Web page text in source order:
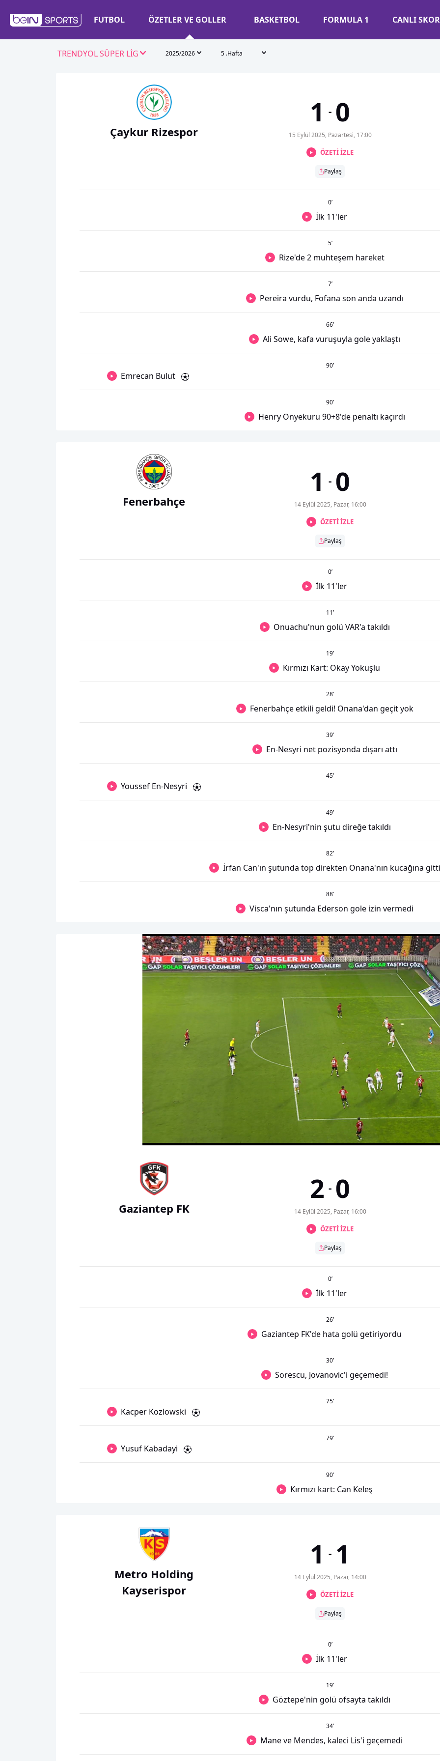
FUTBOL ÖZETLER VE GOLLER BASKETBOL FORMULA 1 CANLI SKOR
TRENDYOL SÜPER LİG 2025/2026 5 .Hafta
Çaykur Rizespor
1 - 0
15 Eylül 2025, Pazartesi, 17:00
ÖZETİ İZLE
Paylaş
0’
İlk 11'ler
5’
Rize'de 2 muhteşem hareket
7’
Pereira vurdu, Fofana son anda uzandı
66’
Ali Sowe, kafa vuruşuyla gole yaklaştı
90’
Emrecan Bulut
90’
Henry Onyekuru 90+8'de penaltı kaçırdı
Fenerbahçe
1 - 0
14 Eylül 2025, Pazar, 16:00
ÖZETİ İZLE
Paylaş
0’
İlk 11'ler
11’
Onuachu'nun golü VAR'a takıldı
19’
Kırmızı Kart: Okay Yokuşlu
28’
Fenerbahçe etkili geldi! Onana'dan geçit yok
39’
En-Nesyri net pozisyonda dışarı attı
45’
Youssef En-Nesyri
49’
En-Nesyri'nin şutu direğe takıldı
82’
İrfan Can'ın şutunda top direkten Onana'nın kucağına gitti
88’
Visca'nın şutunda Ederson gole izin vermedi
Gaziantep FK
2 - 0
14 Eylül 2025, Pazar, 16:00
ÖZETİ İZLE
Paylaş
0’
İlk 11'ler
26’
Gaziantep FK'de hata golü getiriyordu
30’
Sorescu, Jovanovic'i geçemedi!
75’
Kacper Kozlowski
79’
Yusuf Kabadayi
90’
Kırmızı kart: Can Keleş
Metro Holding
Kayserispor
1 - 1
14 Eylül 2025, Pazar, 14:00
ÖZETİ İZLE
Paylaş
0’
İlk 11'ler
19’
Göztepe'nin golü ofsayta takıldı
34’
Mane ve Mendes, kaleci Lis'i geçemedi